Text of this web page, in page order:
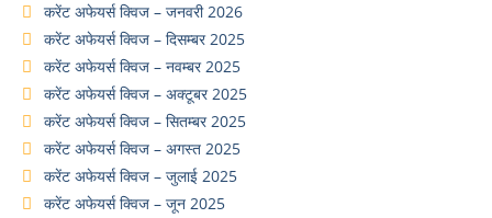
करेंट अफेयर्स क्विज – जनवरी 2026
करेंट अफेयर्स क्विज – दिसम्बर 2025
करेंट अफेयर्स क्विज – नवम्बर 2025
करेंट अफेयर्स क्विज – अक्टूबर 2025
करेंट अफेयर्स क्विज – सितम्बर 2025
करेंट अफेयर्स क्विज – अगस्त 2025
करेंट अफेयर्स क्विज – जुलाई 2025
करेंट अफेयर्स क्विज – जून 2025